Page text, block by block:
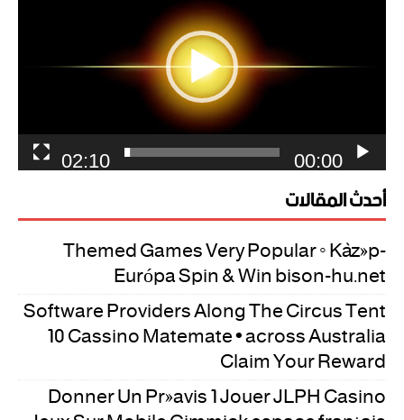
00:00
02:10
أحدث المقالات
Themed Games Very Popular ◦ Közép-
Európa Spin & Win bison-hu.net
Software Providers Along The Circus Tent
10 Cassino Matemate • across Australia
Claim Your Reward
Donner Un Préavis 1 Jouer JLPH Casino